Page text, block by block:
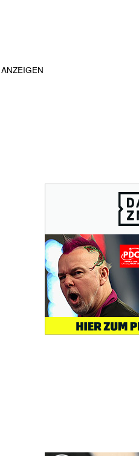
ANZEIGEN